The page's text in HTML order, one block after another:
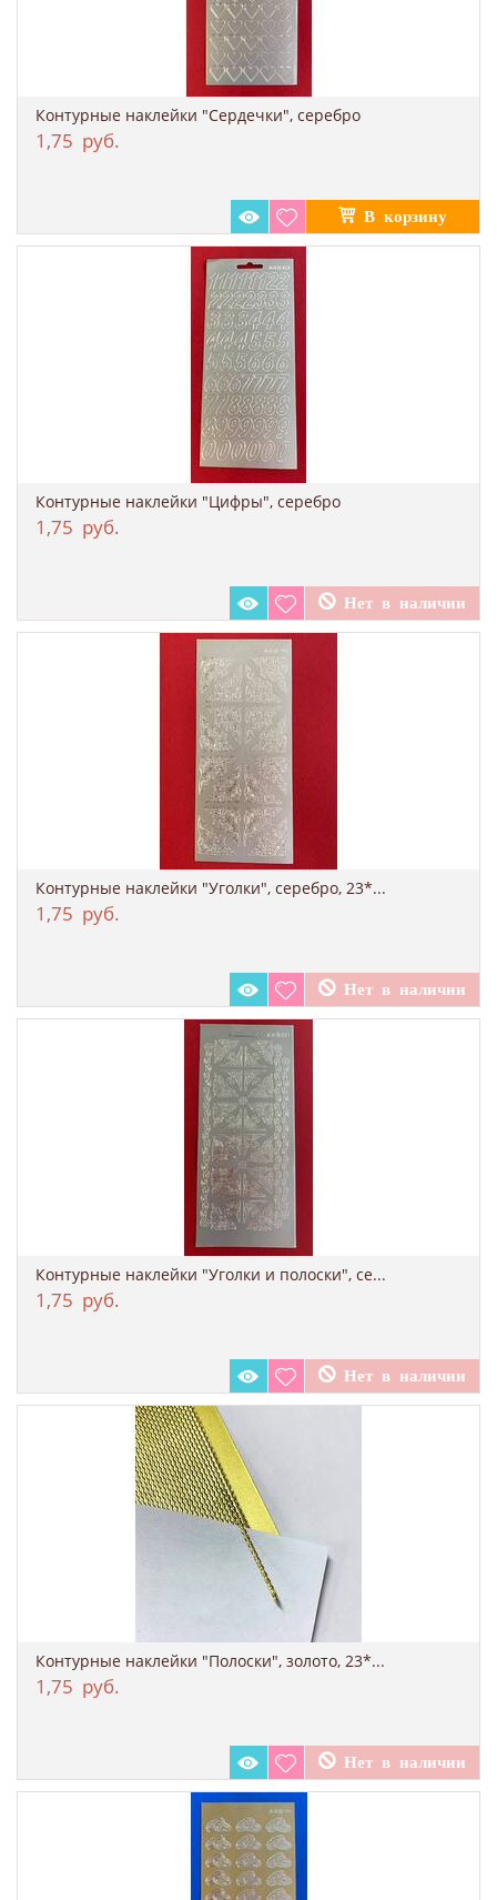
Контурные наклейки "Сердечки", серебро
1,75 руб.
Контурные наклейки "Цифры", серебро
1,75 руб.
Контурные наклейки "Уголки", серебро, 23*...
1,75 руб.
Контурные наклейки "Уголки и полоски", се...
1,75 руб.
Контурные наклейки "Полоски", золото, 23*...
1,75 руб.